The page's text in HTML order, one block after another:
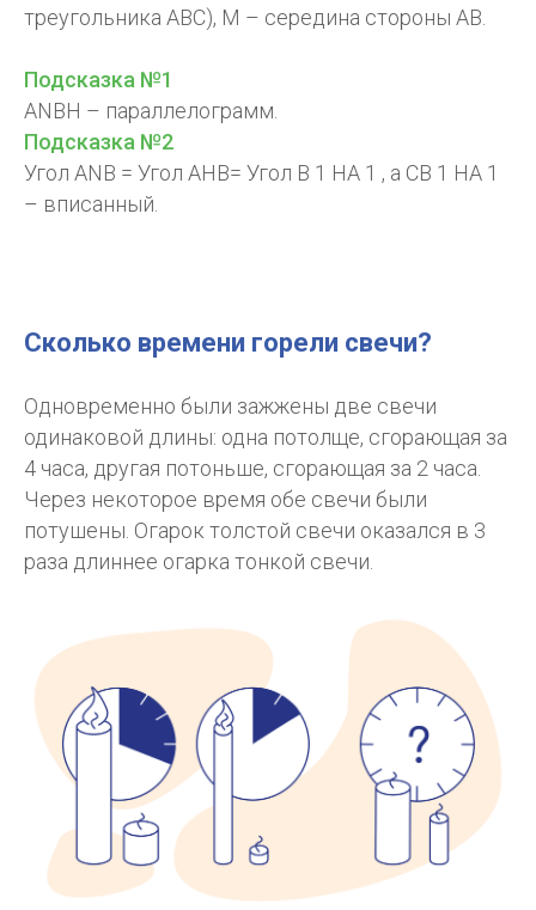
треугольника АВС), М – середина стороны АВ.
Подсказка №1
АNBH – параллелограмм.
Подсказка №2
Угол ANB = Угол AHB= Угол B 1 HA 1 , a CB 1 HA 1
– вписанный.
Сколько времени горели свечи?
Одновременно были зажжены две свечи
одинаковой длины: одна потолще, сгорающая за
4 часа, другая потоньше, сгорающая за 2 часа.
Через некоторое время обе свечи были
потушены. Огарок толстой свечи оказался в 3
раза длиннее огарка тонкой свечи.